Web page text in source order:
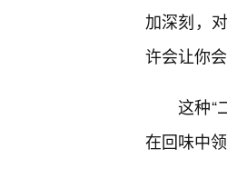
加深刻，
许会让你
这种“
在回味中领